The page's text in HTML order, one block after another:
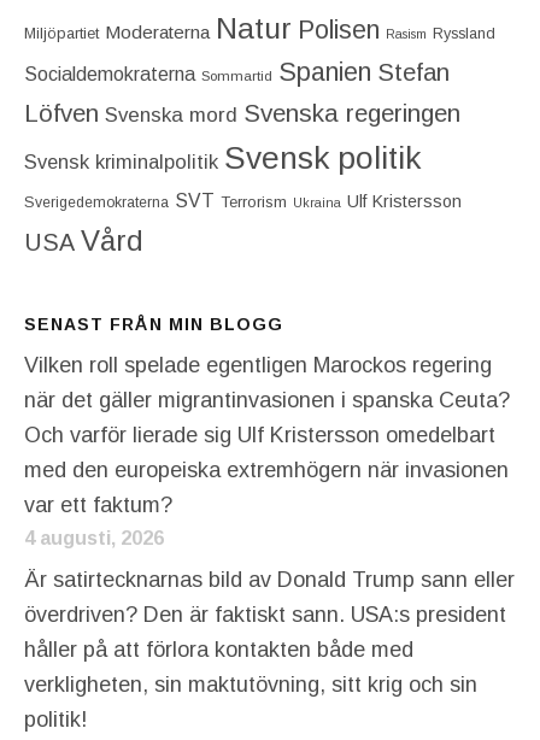
Miljöpartiet Moderaterna Natur Polisen Rasism Ryssland
Socialdemokraterna Sommartid Spanien Stefan
Löfven Svenska mord Svenska regeringen
Svensk kriminalpolitik Svensk politik
Sverigedemokraterna SVT Terrorism Ukraina Ulf Kristersson
USA Vård
SENAST FRÅN MIN BLOGG
Vilken roll spelade egentligen Marockos regering
när det gäller migrantinvasionen i spanska Ceuta?
Och varför lierade sig Ulf Kristersson omedelbart
med den europeiska extremhögern när invasionen
var ett faktum?
4 augusti, 2026
Är satirtecknarnas bild av Donald Trump sann eller
överdriven? Den är faktiskt sann. USA:s president
håller på att förlora kontakten både med
verkligheten, sin maktutövning, sitt krig och sin
politik!